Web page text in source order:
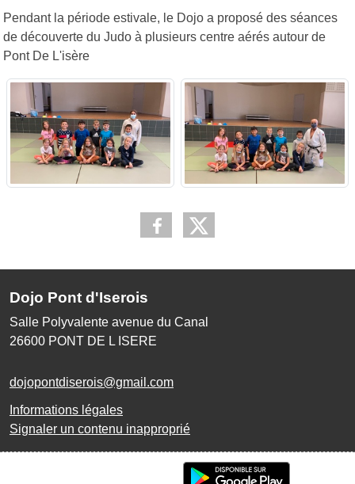
Pendant la période estivale, le Dojo a proposé des séances
de découverte du Judo à plusieurs centre aérés autour de
Pont De L'isère
Dojo Pont d'Iserois
Salle Polyvalente avenue du Canal
26600 PONT DE L ISERE
dojopontdiserois@gmail.com
Informations légales
Signaler un contenu inapproprié